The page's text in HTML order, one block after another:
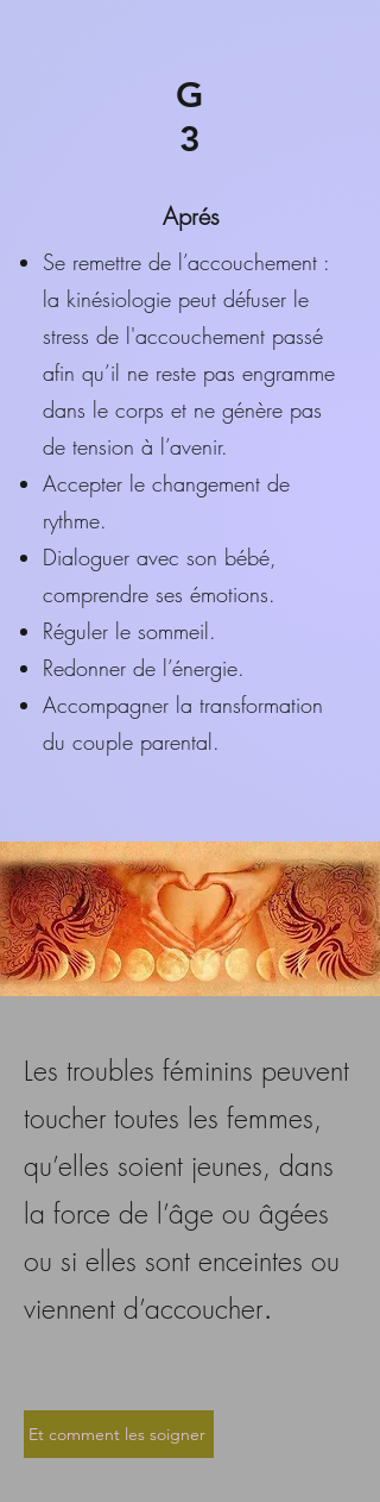
G
3
Aprés
Se remettre de l’accouchement :
la kinésiologie peut défuser le
stress de l'accouchement passé
afin qu’il ne reste pas engramme
dans le corps et ne génère pas
de tension à l’avenir.
Accepter le changement de
rythme.
Dialoguer avec son bébé,
comprendre ses émotions.
Réguler le sommeil.
Redonner de l’énergie.
Accompagner la transformation
du couple parental.
Les troubles féminins peuvent
toucher toutes les femmes,
qu’elles soient jeunes, dans
la force de l’âge ou âgées
ou si elles sont enceintes ou
viennent d’accoucher.
Et comment les soigner